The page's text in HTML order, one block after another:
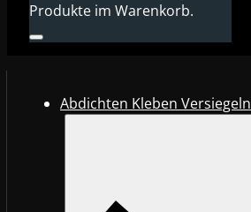
Produkte im Warenkorb.
Abdichten Kleben Versiegeln